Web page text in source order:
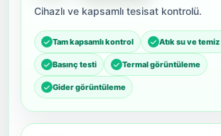
Cihazlı ve kapsamlı tesisat kontrolü.
Tam kapsamlı kontrol Atık su ve
Basınç testi Termal görüntüleme
Gider görüntüleme